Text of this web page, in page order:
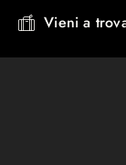
Vieni a